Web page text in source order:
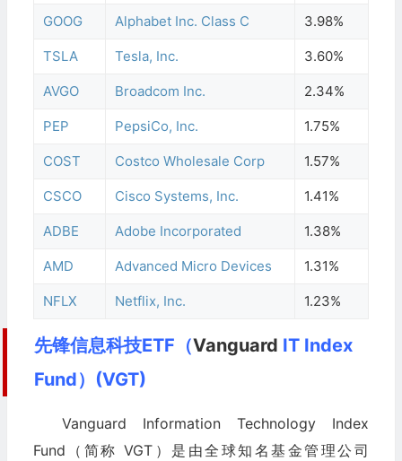
GOOG Alphabet Inc. Class C 3.98%
TSLA Tesla, Inc. 3.60%
AVGO Broadcom Inc. 2.34%
PEP PepsiCo, Inc. 1.75%
COST Costco Wholesale Corp 1.57%
CSCO Cisco Systems, Inc. 1.41%
ADBE Adobe Incorporated 1.38%
AMD Advanced Micro Devices 1.31%
NFLX Netflix, Inc. 1.23%
先锋信息科技ETF（Vanguard IT Index
Fund）(VGT)
Vanguard Information Technology Index
Fund（简称 VGT）是由全球知名基金管理公司